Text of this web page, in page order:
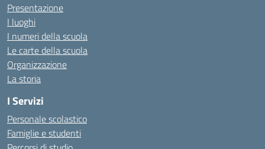
Presentazione
I luoghi
I numeri della scuola
Le carte della scuola
Organizzazione
La storia
I Servizi
Personale scolastico
Famiglie e studenti